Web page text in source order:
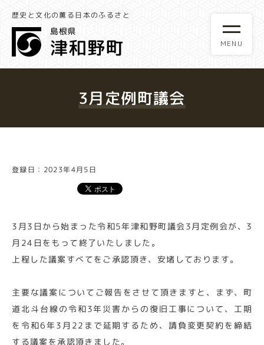
歴史と文化の薫る日本のふるさと
3月定例町議会
登録日：2023年4月5日
3月3日から始まった令和5年津和野町議会3月定例会が、3
月24日をもって終了いたしました。
上程した議案すべてをご承認頂き、安堵しております。
主要な議案についてご報告をさせて頂きますと、まず、町
道北斗台線の令和3年災害からの復旧工事について、工期
を令和6年3月22まで延期するため、請負変更契約を締結
する議案を承認頂きました。